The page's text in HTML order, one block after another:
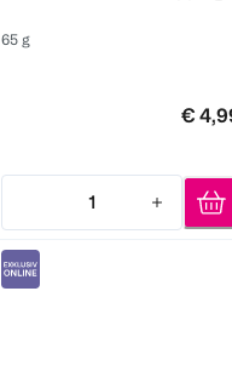
65 g
€
1
Quantity: 1